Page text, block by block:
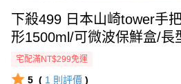
下殺499 日本山崎tower手
形1500ml/可微波保鮮盒/長
宅配滿NT$299免運
5 ( 1 則評價 )